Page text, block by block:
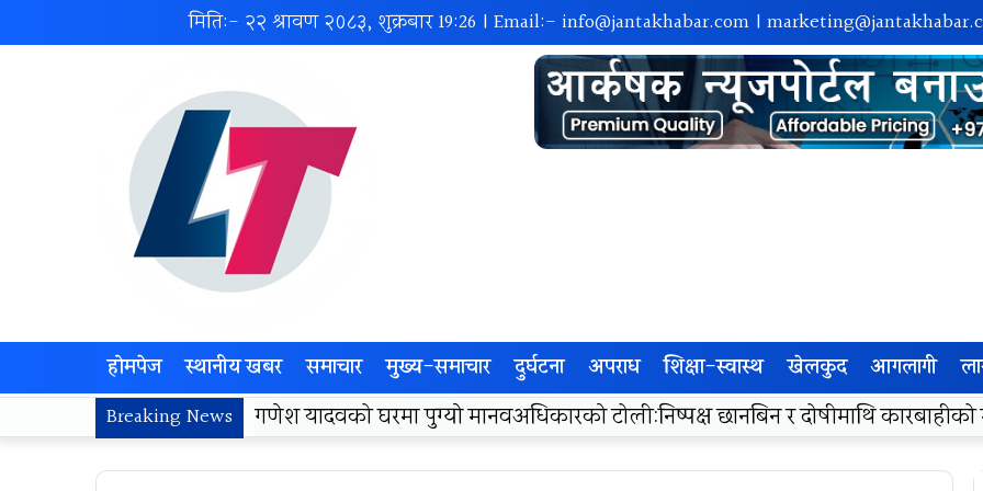
मिति:- २२ श्रावण २०८३, शुक्रबार19:26 | Email:- info@jantakhabar.com |
होमपेज स्थानीय खबर समाचार मुख्य-समाचार दुर्घटना अपराध शिक्षा-स्वास्थ खेलकुद आगलागी
Breaking News लोकज्योती उत्थान केन्द्रद्वारा अम्बासमा १०५ विपन्न विद्यार्थीलाई शैक्षिक तथा खेलकुद